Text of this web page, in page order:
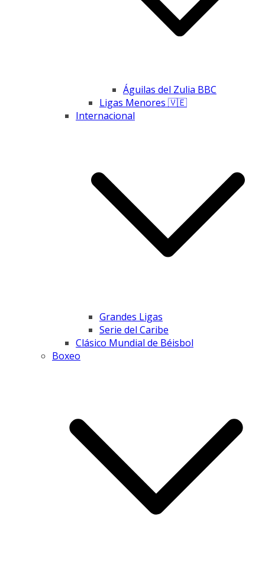
Águilas del Zulia BBC
Ligas Menores 🇻🇪
Internacional
Grandes Ligas
Serie del Caribe
Clásico Mundial de Béisbol
Boxeo